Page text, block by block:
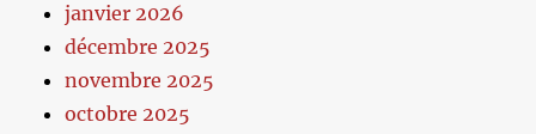
janvier 2026
décembre 2025
novembre 2025
octobre 2025